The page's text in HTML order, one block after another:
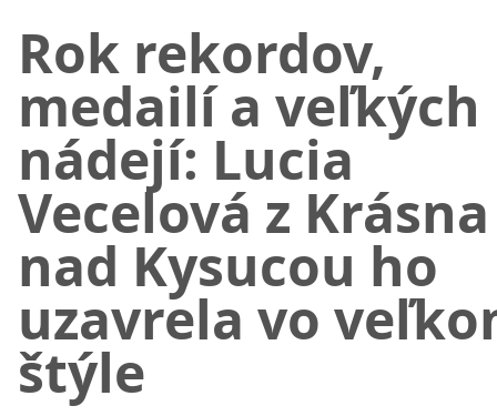
Rok rekordov,
medailí a veľkých
nádejí: Lucia
Vecelová z Krásna
nad Kysucou ho
uzavrela vo
štýle